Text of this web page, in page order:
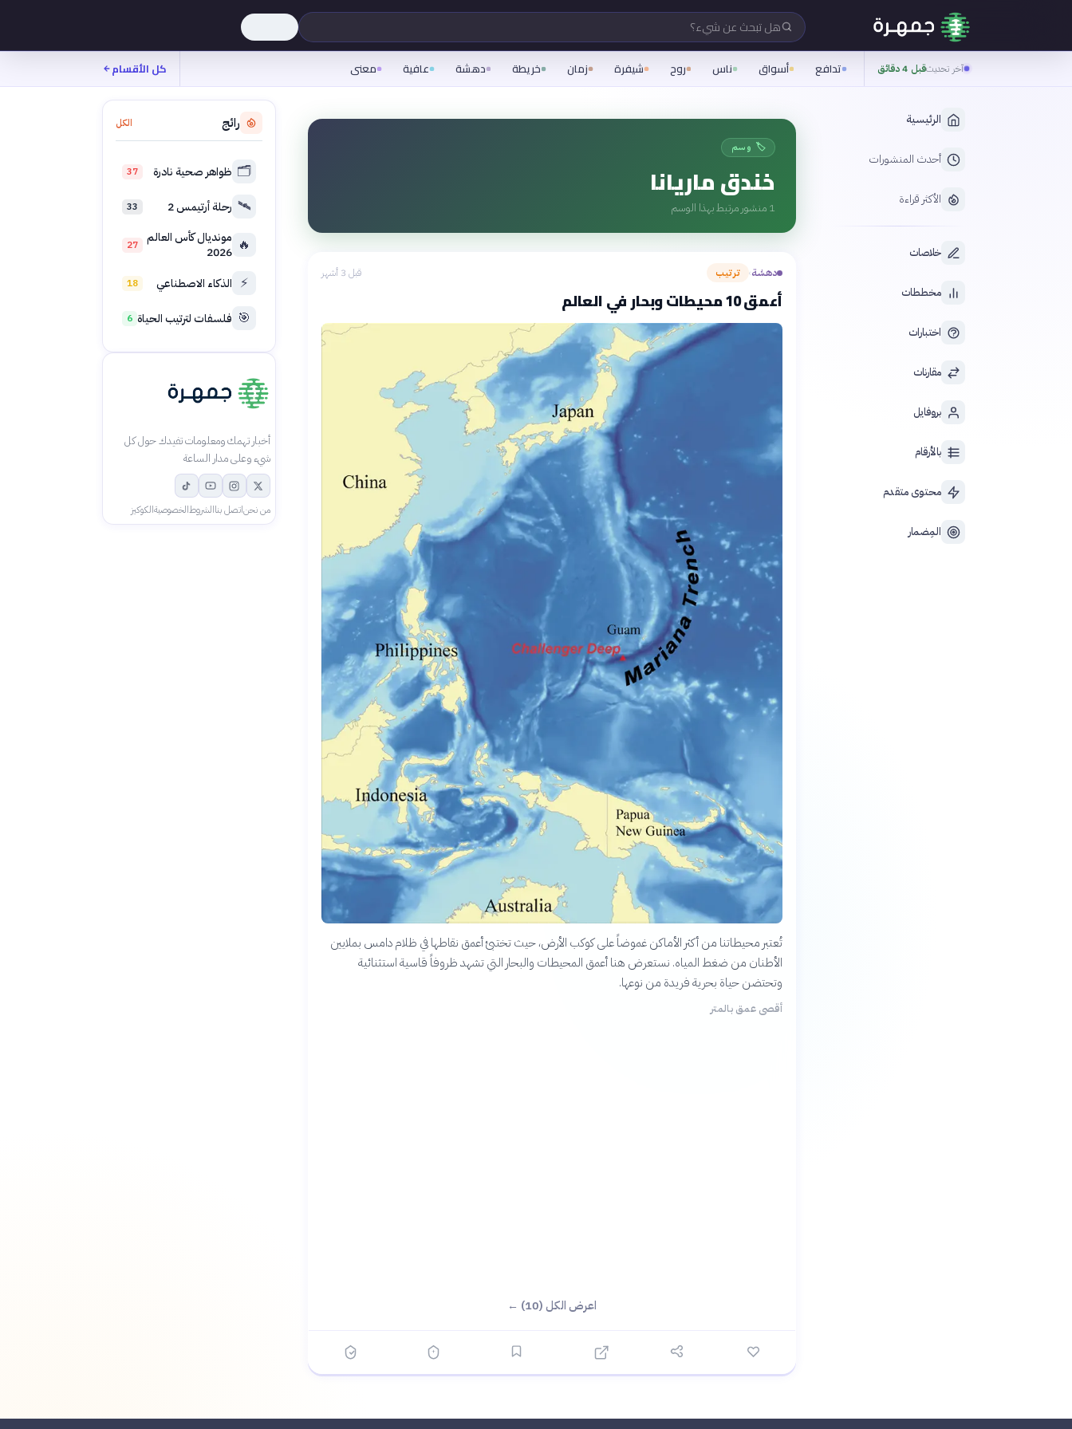
هل تبحث عن شيء؟
آخر تحديثقبل 4 دقائق تدافع أسواق ناس روح شيفرة زمان خريطة دهشة عافية معنى كل الأقسام
الرئيسية
أحدث المنشورات
الأكثر قراءة
خلاصات
مخططات
اختبارات
مقارنات
بروفايل
بالأرقام
محتوى متقدم
المِضمار
🏷️ وسم
خندق ماريانا
1 منشور مرتبط بهذا الوسم
دهشة› ترتيب قبل 3 أشهر
أعمق 10 محيطات وبحار في العالم
تُعتبر محيطاتنا من أكثر الأماكن غموضاً على كوكب الأرض، حيث تختبئ أعمق نقاطها في ظلام دامس بملايين
الأطنان من ضغط المياه. نستعرض هنا أعمق المحيطات والبحار التي تشهد ظروفاً قاسية استثنائية
وتحتضن حياة بحرية فريدة من نوعها.
أقصى عمق بالمتر
اعرض الكل (10) ←
رائج الكل
🗂️ ظواهر صحية نادرة 37
🛰️ رحلة أرتيمس 2 33
🔥 مونديال كأس العالم
2026
27
⚡ الذكاء الاصطناعي 18
🎯 فلسفات لترتيب الحياة 6
أخبار تهمك ومعلومات تفيدك حول كل
شيء وعلى مدار الساعة
من نحناتصل بناالشروطالخصوصيةالكوكيز